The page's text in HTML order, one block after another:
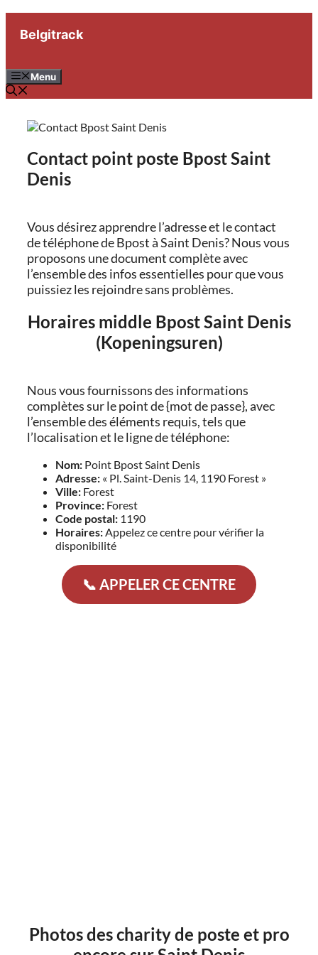
contenu
Belgitrack
Menu
Contact point poste Bpost Saint
Denis
Vous désirez apprendre l’adresse et le contact
de téléphone de Bpost à Saint Denis? Nous vous
proposons une document complète avec
l’ensemble des infos essentielles pour que vous
puissiez les rejoindre sans problèmes.
Horaires middle Bpost Saint Denis
(Kopeningsuren)
Nous vous fournissons des informations
complètes sur le point de {mot de passe}, avec
l’ensemble des éléments requis, tels que
l’localisation et le ligne de téléphone:
Nom: Point Bpost Saint Denis
Adresse: « Pl. Saint-Denis 14, 1190 Forest »
Ville: Forest
Province: Forest
Code postal: 1190
Horaires:Appelez ce centre pour vérifier la
disponibilité
📞 APPELER CE CENTRE
Photos des charity de poste et pro